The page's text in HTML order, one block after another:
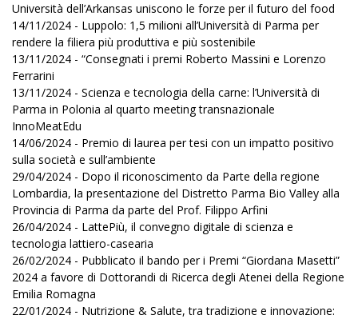
Università dell’Arkansas uniscono le forze per il futuro del food
14/11/2024 - Luppolo: 1,5 milioni all’Università di Parma per
rendere la filiera più produttiva e più sostenibile
13/11/2024 - “Consegnati i premi Roberto Massini e Lorenzo
Ferrarini
13/11/2024 - Scienza e tecnologia della carne: l’Università di
Parma in Polonia al quarto meeting transnazionale
InnoMeatEdu
14/06/2024 - Premio di laurea per tesi con un impatto positivo
sulla società e sull’ambiente
29/04/2024 - Dopo il riconoscimento da Parte della regione
Lombardia, la presentazione del Distretto Parma Bio Valley alla
Provincia di Parma da parte del Prof. Filippo Arfini
26/04/2024 - LattePiù, il convegno digitale di scienza e
tecnologia lattiero-casearia
26/02/2024 - Pubblicato il bando per i Premi “Giordana Masetti”
2024 a favore di Dottorandi di Ricerca degli Atenei della Regione
Emilia Romagna
22/01/2024 - Nutrizione & Salute, tra tradizione e innovazione: